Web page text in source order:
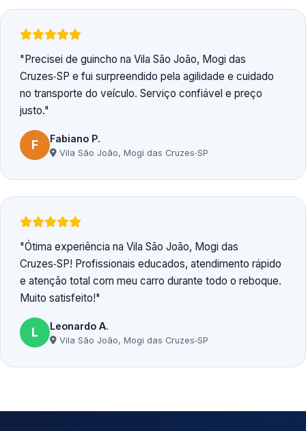
Precisei de guincho na Vila São João, Mogi das
Cruzes‑SP e fui surpreendido pela agilidade e cuidado
no transporte do veículo. Serviço confiável e preço
justo.
F Fabiano P.
Vila São João, Mogi das Cruzes‑SP
Ótima experiência na Vila São João, Mogi das
Cruzes‑SP! Profissionais educados, atendimento rápido
e atenção total com meu carro durante todo o reboque.
Muito satisfeito!
L Leonardo A.
Vila São João, Mogi das Cruzes‑SP